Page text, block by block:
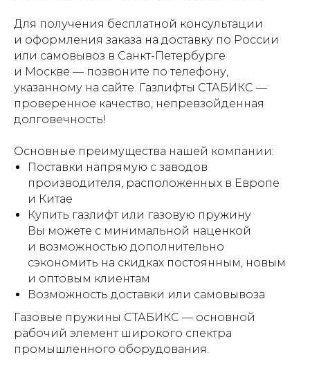
Для получения бесплатной консультации
и оформления заказа на доставку по России
или самовывоз в Санкт-Петербурге
и Москве — позвоните по телефону,
указанному на сайте. Газлифты СТАБИКС —
проверенное качество, непревзойденная
долговечность!
Основные преимущества нашей компании:
Поставки напрямую с заводов
производителя, расположенных в Европе
и Китае
Купить газлифт или газовую пружину
Вы можете с минимальной наценкой
и возможностью дополнительно
сэкономить на скидках постоянным, новым
и оптовым клиентам
Возможность доставки или самовывоза
Газовые пружины СТАБИКС — основной
рабочий элемент широкого спектра
промышленного оборудования.